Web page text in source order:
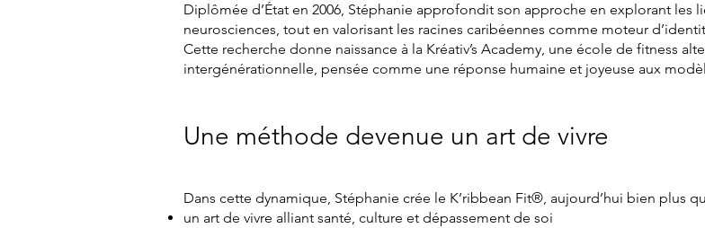
Diplômée d’État en 2006, Stéphanie approfondit son approche en explorant les
neurosciences, tout en valorisant les racines caribéennes comme moteur
Cette recherche donne naissance à la Kréativ’s Academy, une école de fitness
intergénérationnelle, pensée comme une réponse humaine et joyeuse aux
Une méthode devenue un art de vivre
Dans cette dynamique, Stéphanie crée le K’ribbean Fit®, aujourd’hui bien plus
un art de vivre alliant santé, culture et dépassement de soi